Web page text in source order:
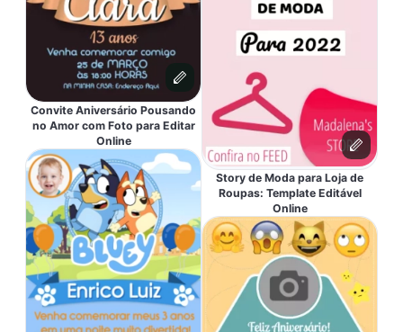
Convite Aniversário Pousando
no Amor com Foto para Editar
Online
Story de Moda para Loja de
Roupas: Template Editável
Online